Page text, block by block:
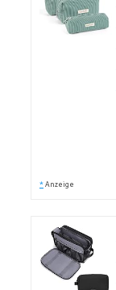
* Anzeige